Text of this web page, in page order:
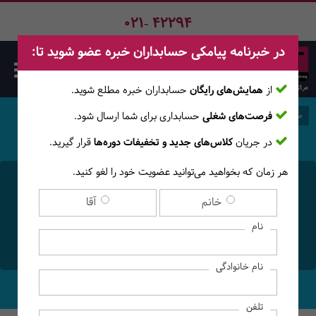
021- 42294
مالیات تراکنش ها‌ی بانکی
چقدر است و چطور باید آن را
محاسبه کرد؟
صفحه اصلی وبلاگ
در خبرنامه پیامکی حسابداران خبره عضو شوید تا:
از همایش‌های رایگان حسابداران خبره مطلع ‎شوید.
فرصت‌های شغلی حسابداری برای شما ارسال شود.
در جریانکلاس‌های جدید و تخفیفات دوره‌هاقرار گیرید.
هر زمان که بخواهید می‌توانید عضویت خود را لغو کنید.
خانم آقا
نام
نام خانوادگی
تلفن